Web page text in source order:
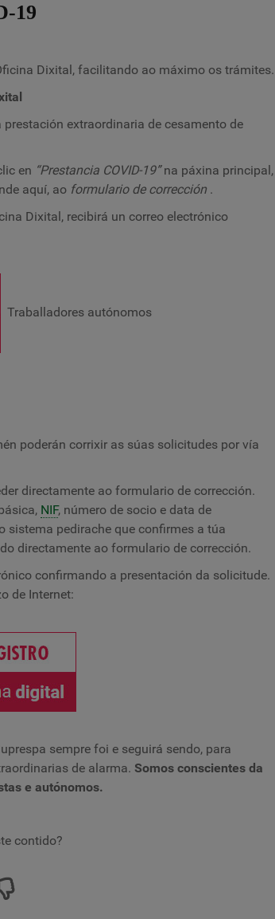
19
Dixital, facilitando ao máximo os trámites.
extraordinaria de cesamento de
en “Prestancia COVID-19”na páxina principal,
aquí, ao formulario de corrección .
Dixital, recibirá un correo electrónico
Traballadores autónomos
poderán corrixir as súas solicitudes por vía
directamente ao formulario de corrección.
NIF, número de socio e data de
sistema pedirache que confirmes a túa
directamente ao formulario de corrección.
confirmando a presentación da solicitude.
de Internet:
sempre foi e seguirá sendo, para
de alarma. Somos conscientes da
e autónomos.
contido?